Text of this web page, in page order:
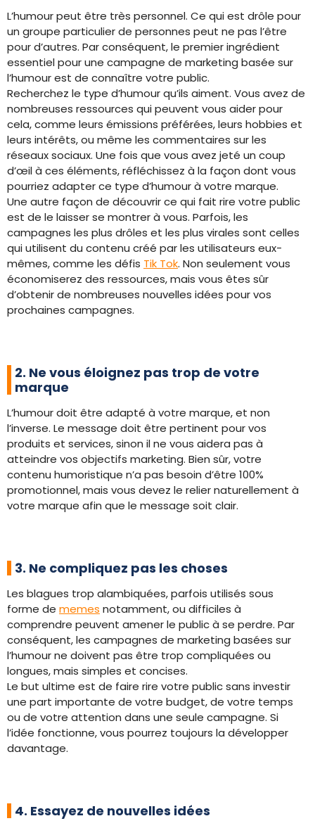
L’humour peut être très personnel. Ce qui est drôle pour
un groupe particulier de personnes peut ne pas l’être
pour d’autres. Par conséquent, le premier ingrédient
essentiel pour une campagne de marketing basée sur
l’humour est de connaître votre public.
Recherchez le type d’humour qu’ils aiment. Vous avez de
nombreuses ressources qui peuvent vous aider pour
cela, comme leurs émissions préférées, leurs hobbies et
leurs intérêts, ou même les commentaires sur les
réseaux sociaux. Une fois que vous avez jeté un coup
d’œil à ces éléments, réfléchissez à la façon dont vous
pourriez adapter ce type d’humour à votre marque.
Une autre façon de découvrir ce qui fait rire votre public
est de le laisser se montrer à vous. Parfois, les
campagnes les plus drôles et les plus virales sont celles
qui utilisent du contenu créé par les utilisateurs eux-
mêmes, comme les défis Tik Tok. Non seulement vous
économiserez des ressources, mais vous êtes sûr
d’obtenir de nombreuses nouvelles idées pour vos
prochaines campagnes.
2. Ne vous éloignez pas trop de votre
marque
L’humour doit être adapté à votre marque, et non
l’inverse. Le message doit être pertinent pour vos
produits et services, sinon il ne vous aidera pas à
atteindre vos objectifs marketing. Bien sûr, votre
contenu humoristique n’a pas besoin d’être 100%
promotionnel, mais vous devez le relier naturellement à
votre marque afin que le message soit clair.
3. Ne compliquez pas les choses
Les blagues trop alambiquées, parfois utilisés sous
forme de memes notamment, ou difficiles à
comprendre peuvent amener le public à se perdre. Par
conséquent, les campagnes de marketing basées sur
l’humour ne doivent pas être trop compliquées ou
longues, mais simples et concises.
Le but ultime est de faire rire votre public sans investir
une part importante de votre budget, de votre temps
ou de votre attention dans une seule campagne. Si
l’idée fonctionne, vous pourrez toujours la développer
davantage.
4. Essayez de nouvelles idées